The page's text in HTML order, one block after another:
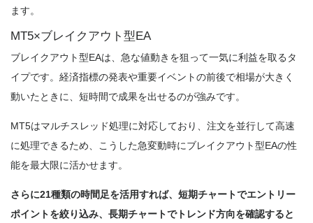
ます。
MT5×ブレイクアウト型EA
ブレイクアウト型EAは、急な値動きを狙って一気に利益を取るタ
イプです。経済指標の発表や重要イベントの前後で相場が大きく
動いたときに、短時間で成果を出せるのが強みです。
MT5はマルチスレッド処理に対応しており、注文を並行して高速
に処理できるため、こうした急変動時にブレイクアウト型EAの性
能を最大限に活かせます。
さらに21種類の時間足を活用すれば、短期チャートでエントリー
ポイントを絞り込み、長期チャートでトレンド方向を確認すると